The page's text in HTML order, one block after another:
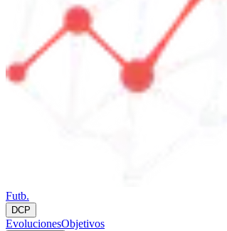
Futb.
DCP
EvolucionesObjetivos